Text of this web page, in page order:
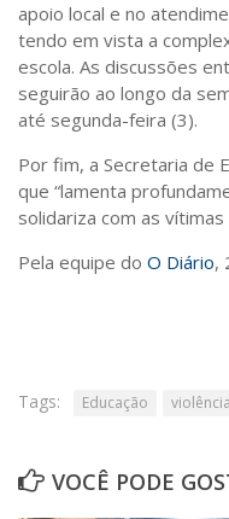
apoio local e no
tendo em vista a
escola. As discussões
seguirão ao longo da
até segunda-feira (3).
Por fim, a Secretaria de
que “lamenta
solidariza com as vítimas
Pela equipe do O Diário,
Tags: Educação violência
VOCÊ PODE